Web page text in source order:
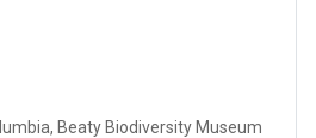
Beaty Biodiversity Museum